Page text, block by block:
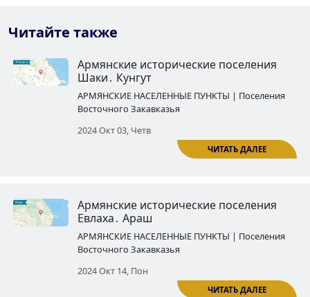
Читайте также